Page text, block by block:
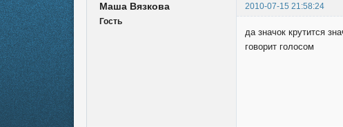
Маша Вязкова
2010-07-15 21:58:24
Гость
да значок крутится
говорит голосом